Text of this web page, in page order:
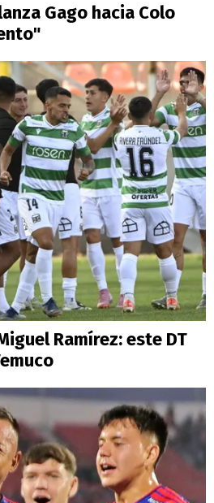
Gago hacia Colo
Ramírez: este DT